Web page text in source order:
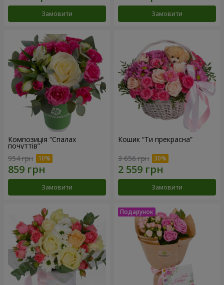
Замовити Замовити
Композиція “Спалах
почуттів”
954 грн
Замовити
Кошик “Ти прекрасна”
3 656 грн
Замовити